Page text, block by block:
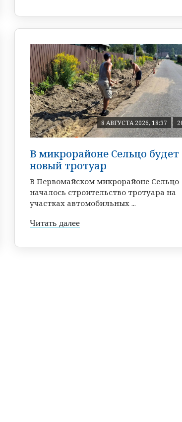
8 АВГУСТА 2026, 18:37
В микрорайоне Сельцо будет
новый тротуар
В Первомайском микрорайоне Сельцо
началось строительство тротуара на
участках автомобильных ...
Читать далее